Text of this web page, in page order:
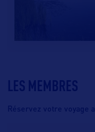
LES MEMBRES
Réservez votre voyage